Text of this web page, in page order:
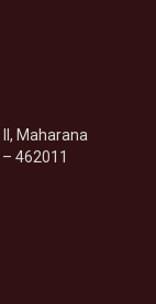
Maharana
462011